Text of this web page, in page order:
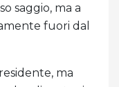
saggio, ma a
fuori dal
ma